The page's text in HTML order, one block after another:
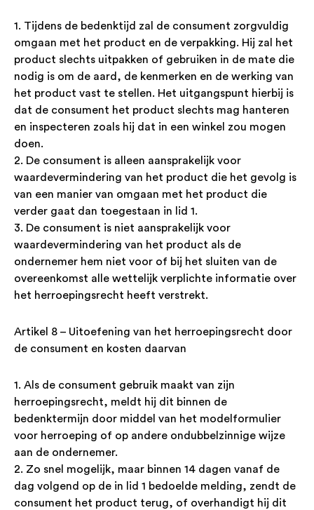
1. Tijdens de bedenktijd zal de consument zorgvuldig
omgaan met het product en de verpakking. Hij zal het
product slechts uitpakken of gebruiken in de mate die
nodig is om de aard, de kenmerken en de werking van
het product vast te stellen. Het uitgangspunt hierbij is
dat de consument het product slechts mag hanteren
en inspecteren zoals hij dat in een winkel zou mogen
doen.
2. De consument is alleen aansprakelijk voor
waardevermindering van het product die het gevolg is
van een manier van omgaan met het product die
verder gaat dan toegestaan in lid 1.
3. De consument is niet aansprakelijk voor
waardevermindering van het product als de
ondernemer hem niet voor of bij het sluiten van de
overeenkomst alle wettelijk verplichte informatie over
het herroepingsrecht heeft verstrekt.
Artikel 8 – Uitoefening van het herroepingsrecht door
de consument en kosten daarvan
1. Als de consument gebruik maakt van zijn
herroepingsrecht, meldt hij dit binnen de
bedenktermijn door middel van het modelformulier
voor herroeping of op andere ondubbelzinnige wijze
aan de ondernemer.
2. Zo snel mogelijk, maar binnen 14 dagen vanaf de
dag volgend op de in lid 1 bedoelde melding, zendt de
consument het product terug, of overhandigt hij dit